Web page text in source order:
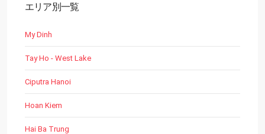
エリア別一覧
My Dinh
Tay Ho - West Lake
Ciputra Hanoi
Hoan Kiem
Hai Ba Trung